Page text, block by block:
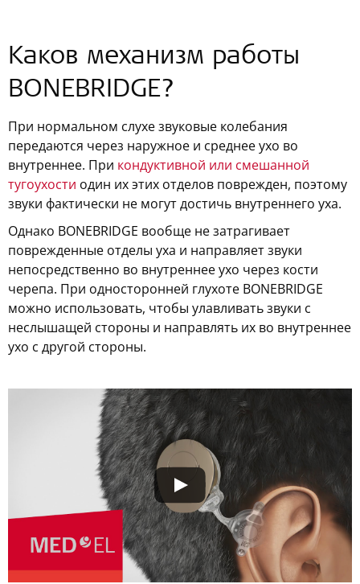
Каков механизм работы
BONEBRIDGE?
При нормальном слухе звуковые колебания
передаются через наружное и среднее ухо во
внутреннее. При кондуктивной или смешанной
тугоухости один их этих отделов поврежден, поэтому
звуки фактически не могут достичь внутреннего уха.
Однако BONEBRIDGE вообще не затрагивает
поврежденные отделы уха и направляет звуки
непосредственно во внутреннее ухо через кости
черепа. При односторонней глухоте BONEBRIDGE
можно использовать, чтобы улавливать звуки с
неслышащей стороны и направлять их во внутреннее
ухо с другой стороны.